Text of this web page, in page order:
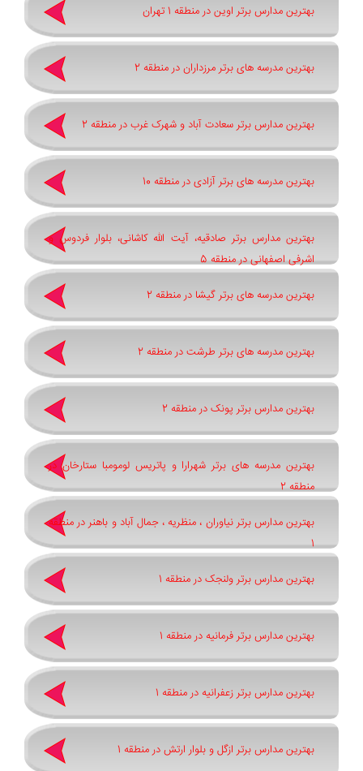
بهترین مدارس برتر اوین در منطقه 1 تهران
بهترین مدرسه های برتر مرزداران در منطقه 2
بهترین مدارس برتر سعادت آباد و شهرک غرب در منطقه 2
بهترین مدرسه های برتر آزادی در منطقه 10
بهترین مدارس برتر صادقیه، آیت الله کاشانی، بلوار فردوس و
اشرفی اصفهانی در منطقه 5
بهترین مدرسه های برتر گیشا در منطقه 2
بهترین مدرسه های برتر طرشت در منطقه 2
بهترین مدارس برتر پونک در منطقه 2
بهترین مدرسه های برتر شهرارا و پاتريس لومومبا ستارخان در
منطقه 2
بهترین مدارس برتر نیاوران ، منظریه ، جمال آباد و باهنر در منطقه
1
بهترین مدارس برتر ولنجک در منطقه 1
بهترین مدارس برتر فرمانیه در منطقه 1
بهترین مدارس برتر زعفرانیه در منطقه 1
بهترین مدارس برتر ازگل و بلوار ارتش در منطقه 1